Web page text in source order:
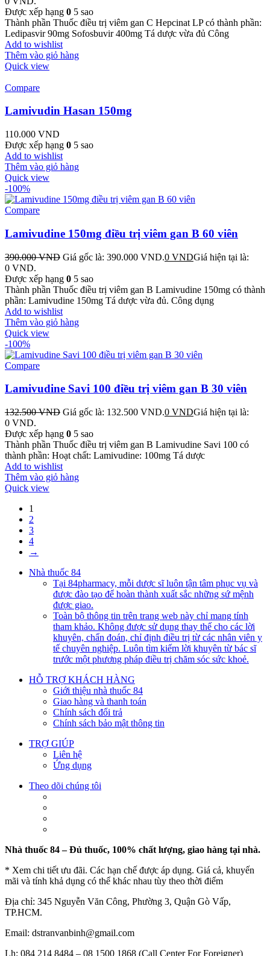
Được xếp hạng 0 5 sao
Thành phần Thuốc điều trị viêm gan C Hepcinat LP có thành phần:
Ledipasvir 90mg Sofosbuvir 400mg Tá dược vừa đủ Công
Add to wishlist
Thêm vào giỏ hàng
Quick view
Compare
Lamivudin Hasan 150mg
110.000 VND
Được xếp hạng 0 5 sao
Add to wishlist
Thêm vào giỏ hàng
Quick view
-100%
Compare
Lamivudine 150mg điều trị viêm gan B 60 viên
390.000VND Giá gốc là: 390.000 VND.0 VNDGiá hiện tại là:
0 VND.
Được xếp hạng 0 5 sao
Thành phần Thuốc điều trị viêm gan B Lamivudine 150mg có thành
phần: Lamivudine 150mg Tá dược vừa đủ. Công dụng
Add to wishlist
Thêm vào giỏ hàng
Quick view
-100%
Compare
Lamivudine Savi 100 điều trị viêm gan B 30 viên
132.500VND Giá gốc là: 132.500 VND.0 VNDGiá hiện tại là:
0 VND.
Được xếp hạng 0 5 sao
Thành phần Thuốc điều trị viêm gan B Lamivudine Savi 100 có
thành phần: Hoạt chất: Lamivudine: 100mg Tá dược
Add to wishlist
Thêm vào giỏ hàng
Quick view
1
2
3
4
→
Nhà thuốc 84
Tại 84pharmacy, mỗi dược sĩ luôn tận tâm phục vụ và
được đào tạo để hoàn thành xuất sắc những sứ mệnh
được giao.
Toàn bộ thông tin trên trang web này chỉ mang tính
tham khảo. Không được sử dụng thay thế cho các lời
khuyên, chẩn đoán, chỉ định điều trị từ các nhân viên y
tế chuyên nghiệp. Luôn tìm kiếm lời khuyên từ bác sĩ
trước một phương pháp điều trị chăm sóc sức khoẻ.
HỖ TRỢ KHÁCH HÀNG
Giới thiệu nhà thuốc 84
Giao hàng và thanh toán
Chính sách đổi trả
Chính sách bảo mật thông tin
TRỢ GIÚP
Liên hệ
Ứng dụng
Theo dõi chúng tôi
Nhà thuốc 84 – Đủ thuốc, 100% chất lượng, giao hàng tại nhà.
* Xem chi tiết ưu đãi. Các hạn chế được áp dụng. Giá cả, khuyến
mãi và tính khả dụng có thể khác nhau tùy theo thời điểm
Địa chỉ: 345 Nguyễn Văn Công, Phường 3, Quận Gò Vấp,
TP.HCM.
Email: dstranvanbinh@gmail.com
Lh: 084 214 8484 – 08 1500 1868 (Call Center For Foreigner)